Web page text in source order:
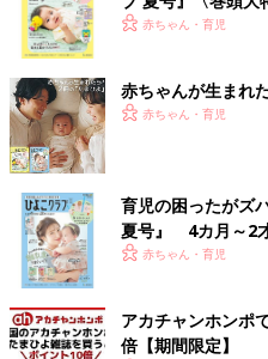
く！ おっぱい・ミ
赤ちゃん・育児
赤ちゃんが生まれ
赤ちゃん・育児
育児の困ったがズ
夏号』 4カ月～2
いっぱい！
赤ちゃん・育児
アカチャンホンポ
倍【期間限定】